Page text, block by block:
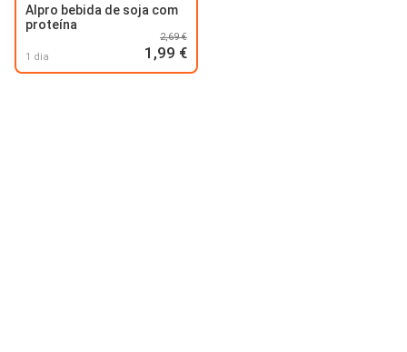
Alpro bebida de soja com
proteína
1 dia
2,69 €
1,99 €